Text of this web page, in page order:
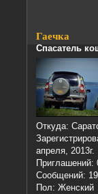
Гаечка
Спасатель
Откуда:
апреля, 2013г.
Приглашений:
Сообщений:
Пол: Женский